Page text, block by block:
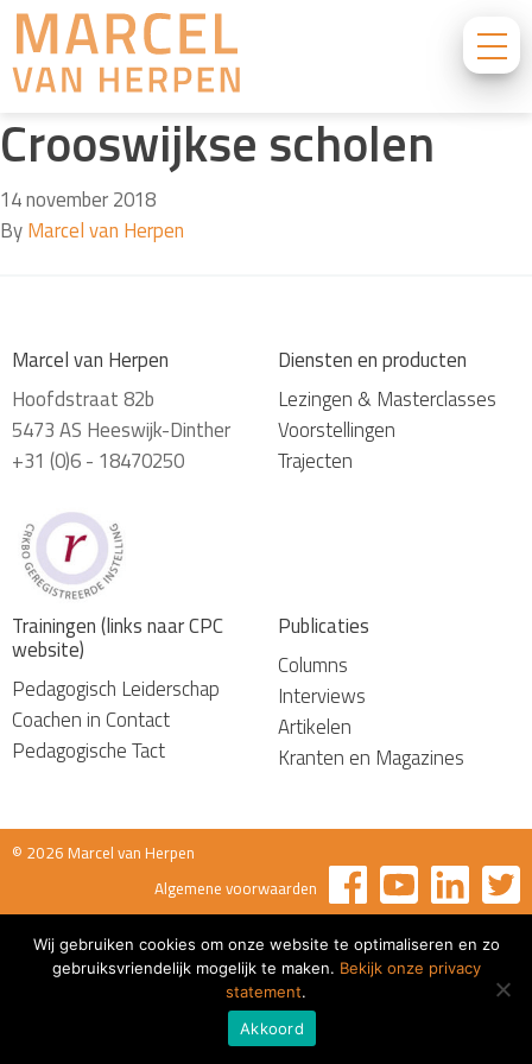
Crooswijkse scholen
14 november 2018
ByMarcel van Herpen
Marcel van Herpen
Hoofdstraat 82b
5473 AS Heeswijk-Dinther
+31 (0)6 - 18470250
Diensten en producten
Lezingen & Masterclasses
Voorstellingen
Trajecten
Trainingen (links naar CPC
website)
Pedagogisch Leiderschap
Coachen in Contact
Pedagogische Tact
Publicaties
Columns
Interviews
Artikelen
Kranten en Magazines
© 2026 Marcel van Herpen
Algemene voorwaarden
Wij gebruiken cookies om onze website te optimaliseren en zo
gebruiksvriendelijk mogelijk te maken. Bekijk onze privacy
statement.
Akkoord